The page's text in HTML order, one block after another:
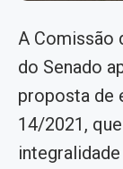
A Comissão
do Senado
proposta de
14/2021,